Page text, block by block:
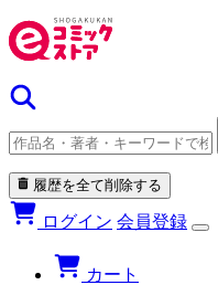
履歴を全て削除する
ログイン 会員登録
カート